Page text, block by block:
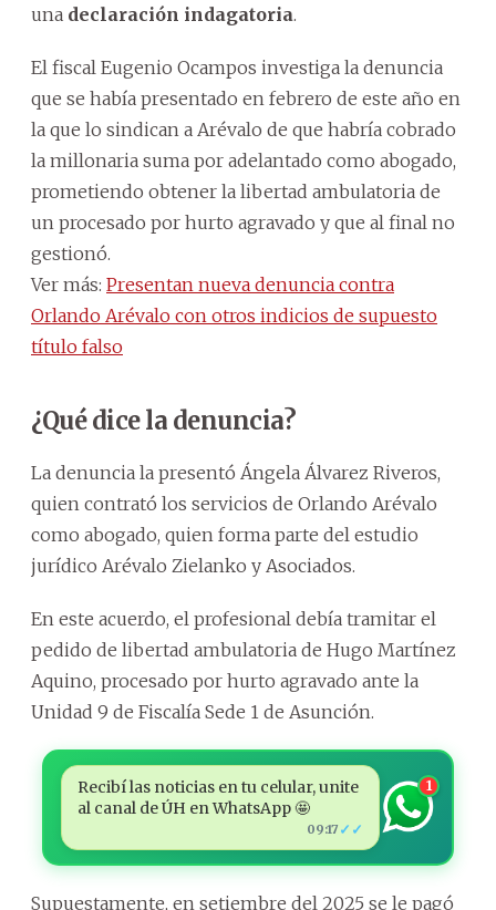
una declaración indagatoria.
El fiscal Eugenio Ocampos investiga la denuncia
que se había presentado en febrero de este año en
la que lo sindican a Arévalo de que habría cobrado
la millonaria suma por adelantado como abogado,
prometiendo obtener la libertad ambulatoria de
un procesado por hurto agravado y que al final no
gestionó.
Ver más: Presentan nueva denuncia contra
Orlando Arévalo con otros indicios de supuesto
título falso
¿Qué dice la denuncia?
La denuncia la presentó Ángela Álvarez Riveros,
quien contrató los servicios de Orlando Arévalo
como abogado, quien forma parte del estudio
jurídico Arévalo Zielanko y Asociados.
En este acuerdo, el profesional debía tramitar el
pedido de libertad ambulatoria de Hugo Martínez
Aquino, procesado por hurto agravado ante la
Unidad 9 de Fiscalía Sede 1 de Asunción.
Recibí las noticias en tu celular, unite
al canal de ÚH en WhatsApp 🤩
09:17 ✓✓
1
Supuestamente, en setiembre del 2025 se le pagó